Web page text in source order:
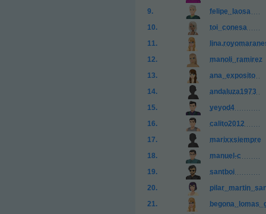
felipe_laosa
toi_conesa
manoli_ramirez
ana_exposito
andaluza1973
yeyod4
calito2012
marixxsiempre
manuel-c
santboi